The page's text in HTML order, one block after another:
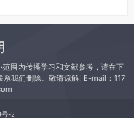
围内传播学习和文献参考，请在下
我们删除。敬请谅解! E-mail：117
号-2